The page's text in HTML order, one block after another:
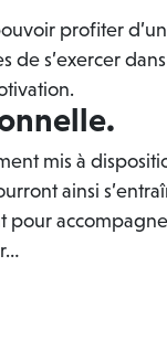
profiter
de s’exercer
mis à
ainsi